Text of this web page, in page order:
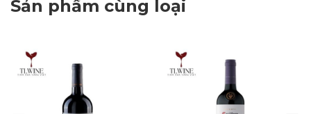
Sản phẩm cùng loại